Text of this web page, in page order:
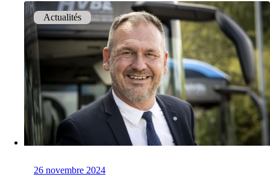
Emplois
on your way to success with onway
Mentions légales
Actualités
26 novembre 2024